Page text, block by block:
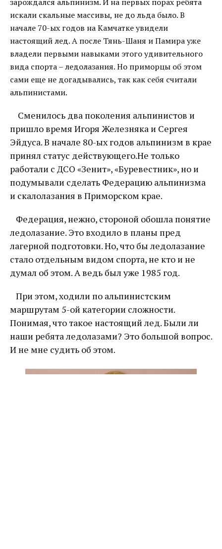
искали скальные массивы, не до льда было. В
начале 70-ых годов на Камчатке увидели
настоящий лед. А после Тянь-Шаня и Памира уже
владели первыми навыками этого удивительного
вида спорта – ледолазания. Но приморцы об этом
сами еще не догадывались, так как себя считали
альпинистами.
Сменилось два поколения альпинистов и
пришло время Игоря Железняка и Сергея
Эйдуса. В начале 80-ых годов альпинизм в крае
принял статус действующего.Не только
работали с ДСО «Зенит», «Буревестник», но и
подумывали сделать Федерацию альпинизма
и скалолазания в Приморском крае.
Федерация, нежно, стороной обошла понятие
ледолазание. Это входило в планы пред
лагерной подготовки. Но, что бы ледолазание
стало отдельным видом спорта, не кто и не
думал об этом. А ведь был уже 1985 год.
При этом, ходили по альпинистским
маршрутам 5-ой категории сложности.
Понимая, что такое настоящий лед. Были ли
наши ребята ледолазами? Это большой вопрос.
И не мне судить об этом.